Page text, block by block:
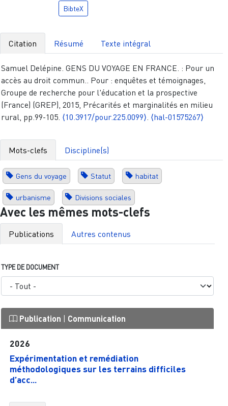
BibteX
Citation Résumé Texte intégral
Samuel Delépine. GENS DU VOYAGE EN FRANCE. : Pour un
accès au droit commun.. Pour : enquêtes et témoignages,
Groupe de recherche pour l'éducation et la prospective
(France) (GREP), 2015, Précarités et marginalités en milieu
rural, pp.99-105. ⟨10.3917/pour.225.0099⟩ ⟨hal-01575267⟩
Mots-clefs Discipline(s)
Gens du voyage Statut habitat
urbanisme Divisions sociales
Avec les mêmes mots-clefs
Publications Autres contenus
TYPE DE DOCUMENT
Publication | Communication
2026
Expérimentation et remédiation
méthodologiques sur les terrains difficiles
d’acc...